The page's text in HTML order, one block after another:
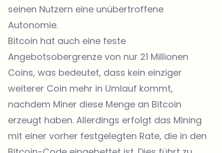
seinen Nutzern eine unübertroffene
Autonomie.
Bitcoin hat auch eine feste
Angebotsobergrenze von nur 21 Millionen
Coins, was bedeutet, dass kein einziger
weiterer Coin mehr in Umlauf kommt,
nachdem Miner diese Menge an Bitcoin
erzeugt haben. Allerdings erfolgt das Mining
mit einer vorher festgelegten Rate, die in den